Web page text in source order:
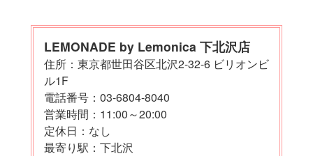
LEMONADE by Lemonica 下北沢店
住所：東京都世田谷区北沢2-32-6 ビリオンビ
ル1F
電話番号：03-6804-8040
営業時間：11:00～20:00
定休日：なし
最寄り駅：下北沢